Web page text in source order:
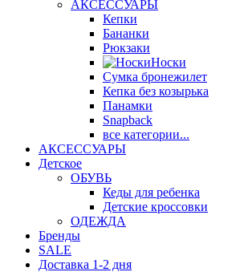
АКСЕССУАРЫ
Кепки
Бананки
Рюкзаки
Носки
Сумка бронежилет
Кепка без козырька
Панамки
Snapback
все категории...
АКСЕССУАРЫ
Детское
ОБУВЬ
Кеды для ребенка
Детские кроссовки
ОДЕЖДА
Бренды
SALE
Доставка 1-2 дня